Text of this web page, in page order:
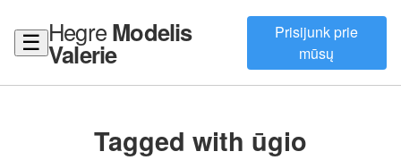
☰ HegreModelis
Valerie
Prisijunk prie
mūsų
Tagged with ūgio